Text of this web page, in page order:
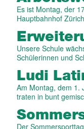
Es ist Montag, der
Hauptbahnhof
Unsere Schule
Schülerinnen und
Ludi
Am Montag, dem 1.
traten in bunt
Der